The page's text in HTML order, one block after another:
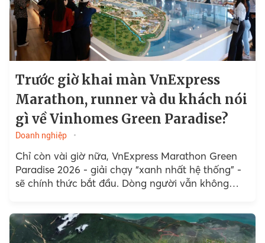
Trước giờ khai màn VnExpress
Marathon, runner và du khách nói
gì về Vinhomes Green Paradise?
Doanh nghiệp
Chỉ còn vài giờ nữa, VnExpress Marathon Green
Paradise 2026 - giải chạy “xanh nhất hệ thống” -
sẽ chính thức bắt đầu. Dòng người vẫn không